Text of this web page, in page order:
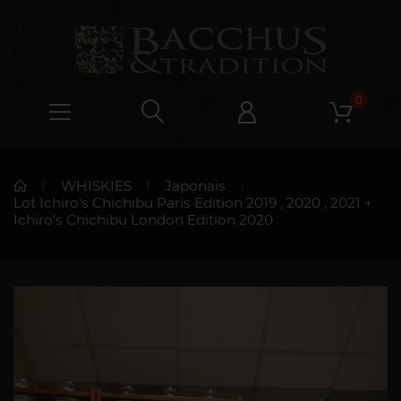
0
WHISKIES
Japonais
Lot Ichiro's Chichibu Paris Edition 2019 , 2020 , 2021 +
Ichiro's Chichibu London Edition 2020